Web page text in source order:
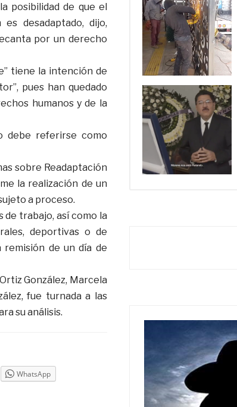
posibilidad de que el
desadaptado, dijo,
por un derecho
tiene la intención de
pues han quedado
humanos y de la
debe referirse como
sobre Readaptación
la realización de un
a proceso.
de trabajo, así como la
deportivas o de
remisión de un día de
González, Marcela
fue turnada a las
su análisis.
WhatsApp